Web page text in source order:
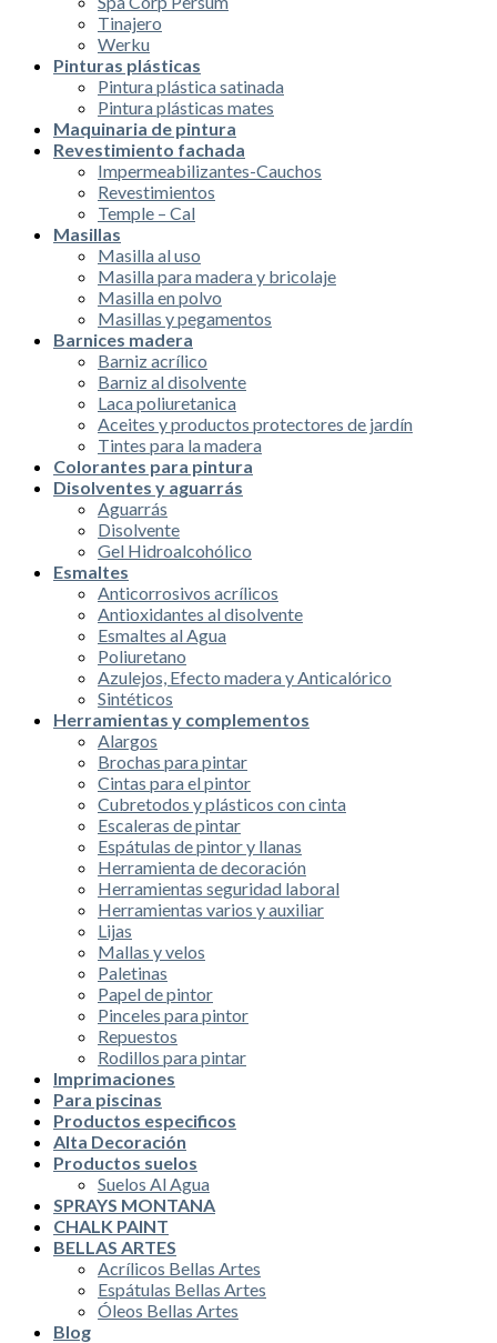
Tinajero
Werku
Pinturas plásticas
Pintura plástica satinada
Pintura plásticas mates
Maquinaria de pintura
Revestimiento fachada
Impermeabilizantes-Cauchos
Revestimientos
Temple – Cal
Masillas
Masilla al uso
Masilla para madera y bricolaje
Masilla en polvo
Masillas y pegamentos
Barnices madera
Barniz acrílico
Barniz al disolvente
Laca poliuretanica
Aceites y productos protectores de jardín
Tintes para la madera
Colorantes para pintura
Disolventes y aguarrás
Aguarrás
Disolvente
Gel Hidroalcohólico
Esmaltes
Anticorrosivos acrílicos
Antioxidantes al disolvente
Esmaltes al Agua
Poliuretano
Azulejos, Efecto madera y Anticalórico
Sintéticos
Herramientas y complementos
Alargos
Brochas para pintar
Cintas para el pintor
Cubretodos y plásticos con cinta
Escaleras de pintar
Espátulas de pintor y llanas
Herramienta de decoración
Herramientas seguridad laboral
Herramientas varios y auxiliar
Lijas
Mallas y velos
Paletinas
Papel de pintor
Pinceles para pintor
Repuestos
Rodillos para pintar
Imprimaciones
Para piscinas
Productos especificos
Alta Decoración
Productos suelos
Suelos Al Agua
SPRAYS MONTANA
CHALK PAINT
BELLAS ARTES
Acrílicos Bellas Artes
Espátulas Bellas Artes
Óleos Bellas Artes
Blog